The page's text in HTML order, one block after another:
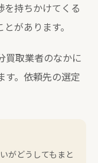
を持ちかけてくる
があります。
買取業者のなかに
す。依頼先の選定
がどうしてもまと